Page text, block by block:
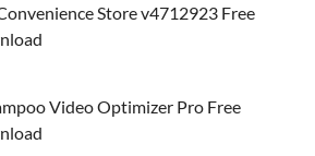
Store v4712923 Free
Video Optimizer Pro Free